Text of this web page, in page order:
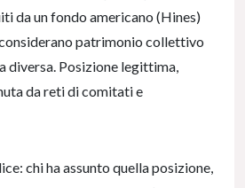
da un fondo americano (Hines)
considerano patrimonio collettivo
diversa. Posizione legittima,
da reti di comitati e
chi ha assunto quella posizione,